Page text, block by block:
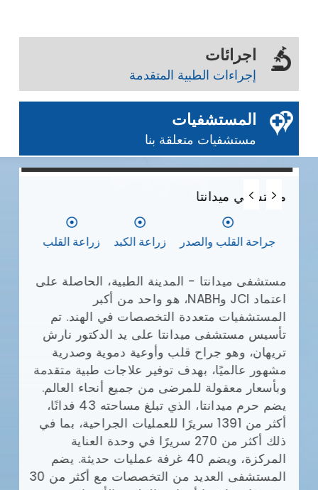
اجرائات
إجراءات الطبية المتقدمة
المستشفيات
مستشفيات متعلقة بنا
0 0 0
مستشفي ميدانتا
جراحة القلب والصدر زراعة الكبد زراعة القلب
مستشفى ميدانتا - المدينة الطبية، الحاصلة على
اعتماد JCI وNABH، هو واحد من أكبر
المستشفيات متعددة التخصصات في الهند. تم
تأسيس مستشفى ميدانتا على يد الدكتور نارش
تريهان، وهو جراح قلب وأوعية دموية وصدرية
مشهور عالميًا، بهدف توفير علاجات طبية متقدمة
وبأسعار معقولة للمرضى من جميع أنحاء العالم.
يضم حرم ميدانتا، الذي تبلغ مساحته 43 فدانًا،
أكثر من 1391 سريرًا للعمليات الجراحية، بما في
ذلك أكثر من 270 سريرًا في وحدة العناية
المركزة، ويضم 40 غرفة عمليات حديثة. يضم
المستشفى العديد من التخصصات مع أكثر من 30